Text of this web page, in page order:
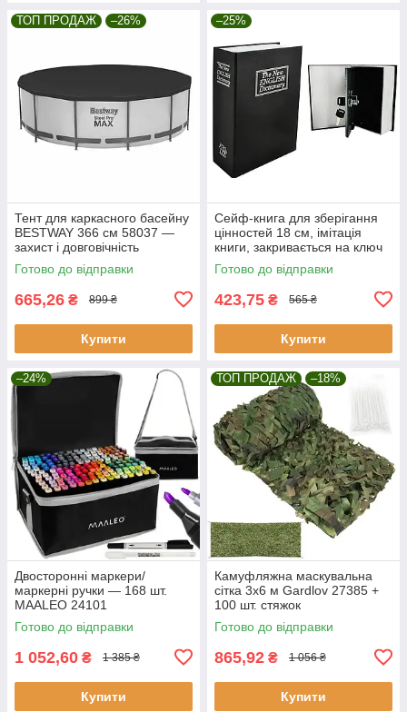
ТОП ПРОДАЖ –26%
Тент для каркасного басейну
BESTWAY 366 см 58037 —
захист і довговічність
Готово до відправки
665,26 ₴ 899 ₴
Купити
–25%
Сейф-книга для зберігання
цінностей 18 см, імітація
книги, закривається на ключ
Malatec 6148
Готово до відправки
423,75 ₴ 565 ₴
Купити
–24%
Двосторонні маркери/
маркерні ручки — 168 шт.
MAALEO 24101
Готово до відправки
1 052,60 ₴ 1 385 ₴
Купити
ТОП ПРОДАЖ –18%
Камуфляжна маскувальна
сітка 3x6 м Gardlov 27385 +
100 шт. стяжок
Готово до відправки
865,92 ₴ 1 056 ₴
Купити